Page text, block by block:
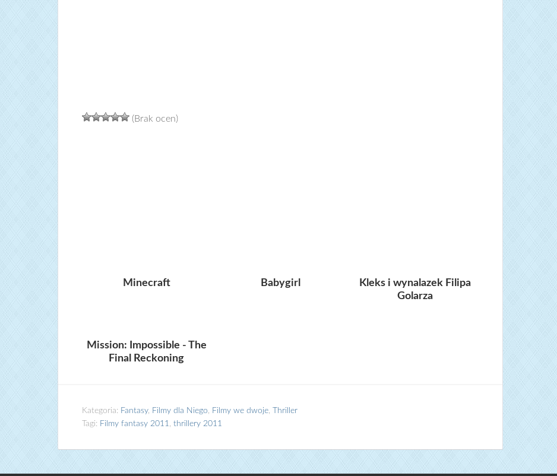
(Brak ocen)
Minecraft Babygirl
Kleks i wynalazek Filipa
Golarza
Mission: Impossible - The
Final Reckoning
Kategoria: Fantasy, Filmy dla Niego, Filmy we dwoje,
Thriller
Tagi: Filmy fantasy 2011, thrillery 2011